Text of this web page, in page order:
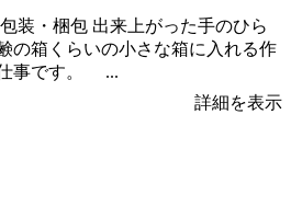
・梱包 出来上がった手のひら
の箱くらいの小さな箱に入れる作
事です。 ...
詳細を表示